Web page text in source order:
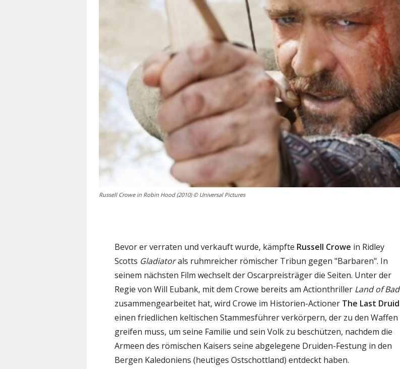
Russell Crowe in Robin Hood (2010) © Universal Pictures
Bevor er verraten und verkauft wurde, kämpfte Russell Crowe in Ridley
Scotts Gladiatorals ruhmreicher römischer Tribun gegen "Barbaren". In
seinem nächsten Film wechselt der Oscarpreisträger die Seiten. Unter der
Regie von Will Eubank, mit dem Crowe bereits am Actionthriller Land of Bad
zusammengearbeitet hat, wird Crowe im Historien-Actioner The Last Druid
einen friedlichen keltischen Stammesführer verkörpern, der zu den Waffen
greifen muss, um seine Familie und sein Volk zu beschützen, nachdem die
Armeen des römischen Kaisers seine abgelegene Druiden-Festung in den
Bergen Kaledoniens (heutiges Ostschottland) entdeckt haben.